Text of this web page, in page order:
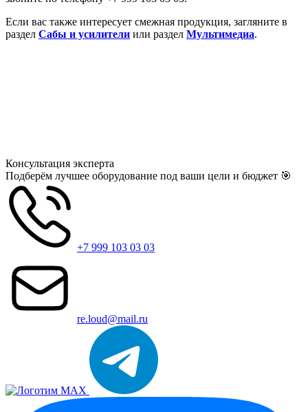
Если вас также интересует смежная продукция, загляните в
раздел Сабы и усилители или раздел Мультимедиа.
Консультация эксперта
Подберём лучшее оборудование под ваши цели и бюджет 🎯
+7 999 103 03 03
re.loud@mail.ru